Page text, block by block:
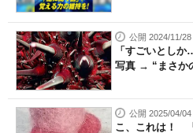
公開 2024/11/28
「すごいとし
写真 → “まさか
公開 2025/04/04
こ、これは！